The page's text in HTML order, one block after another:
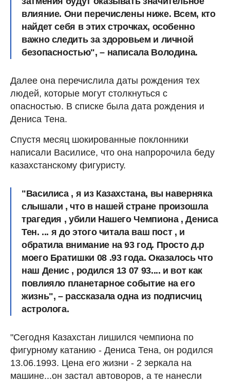
влияние. Они перечислены ниже. Всем, кто
найдет себя в этих строчках, особенно
важно следить за здоровьем и личной
безопасностью", – написала Володина.
Далее она перечислила даты рождения тех
людей, которые могут столкнуться с
опасностью. В списке была дата рождения и
Дениса Тена.
Спустя месяц шокированные поклонники
написали Василисе, что она напророчила беду
казахстанскому фигуристу.
"Василиса , я из Казахстана, вы наверняка
слышали , что в нашей стране произошла
трагедия , убили Нашего Чемпиона , Дениса
Тен. ... я до этого читала ваш пост , и
обратила внимание на 93 год. Просто д.р
моего Братишки 08 .93 года. Оказалось что
наш Денис , родился 13 07 93.... и вот как
повлияло планетарное событие на его
жизнь", – рассказала одна из подписчиц
астролога.
"Сегодня Казахстан лишился чемпиона по
фигурному катанию - Дениса Тена, он родился
13.06.1993. Цена его жизни - 2 зеркала на
машине...он застал автоворов, а те нанесли